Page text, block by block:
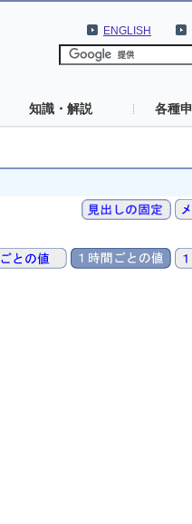
ENGLISH
知識・解説 各種